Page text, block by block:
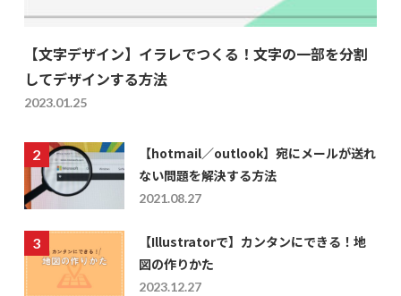
【文字デザイン】イラレでつくる！文字の一部を分割
してデザインする方法
2023.01.25
【hotmail／outlook】宛にメールが送れ
ない問題を解決する方法
2021.08.27
【Illustratorで】カンタンにできる！地
図の作りかた
2023.12.27